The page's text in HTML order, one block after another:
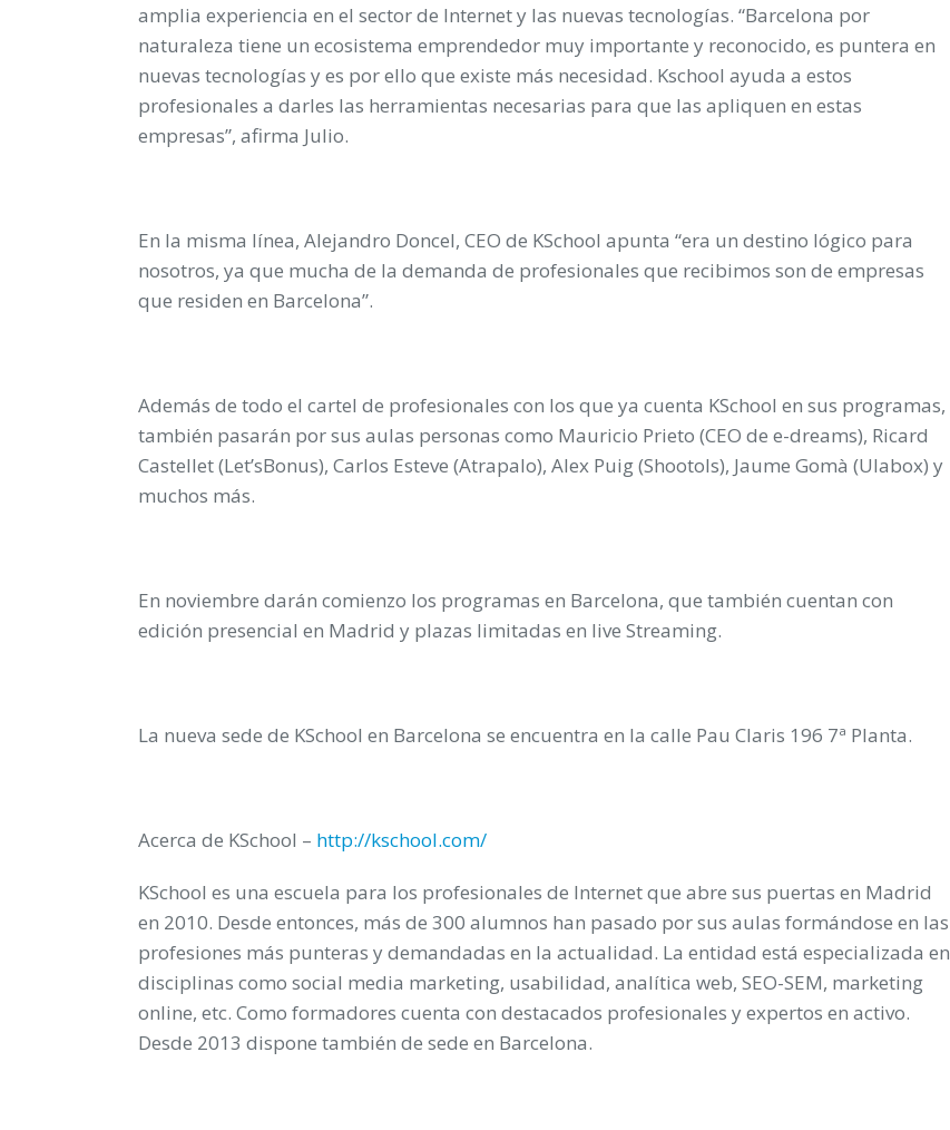
amplia experiencia en el sector de Internet y las nuevas tecnologías. “Barcelona por
naturaleza tiene un ecosistema emprendedor muy importante y reconocido, es puntera en
nuevas tecnologías y es por ello que existe más necesidad. Kschool ayuda a estos
profesionales a darles las herramientas necesarias para que las apliquen en estas
empresas”, afirma Julio.
En la misma línea, Alejandro Doncel, CEO de KSchool apunta “era un destino lógico para
nosotros, ya que mucha de la demanda de profesionales que recibimos son de empresas
que residen en Barcelona”.
Además de todo el cartel de profesionales con los que ya cuenta KSchool en sus programas,
también pasarán por sus aulas personas como Mauricio Prieto (CEO de e-dreams), Ricard
Castellet (Let’sBonus), Carlos Esteve (Atrapalo), Alex Puig (Shootols), Jaume Gomà (Ulabox) y
muchos más.
En noviembre darán comienzo los programas en Barcelona, que también cuentan con
edición presencial en Madrid y plazas limitadas en live Streaming.
La nueva sede de KSchool en Barcelona se encuentra en la calle Pau Claris 196 7ª Planta.
Acerca de KSchool – http://kschool.com/
KSchool es una escuela para los profesionales de Internet que abre sus puertas en Madrid
en 2010. Desde entonces, más de 300 alumnos han pasado por sus aulas formándose en las
profesiones más punteras y demandadas en la actualidad. La entidad está especializada en
disciplinas como social media marketing, usabilidad, analítica web, SEO-SEM, marketing
online, etc. Como formadores cuenta con destacados profesionales y expertos en activo.
Desde 2013 dispone también de sede en Barcelona.